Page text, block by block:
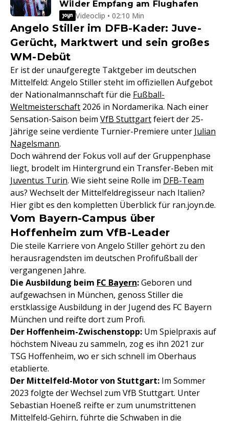
Wilder Empfang am Flughafen
Videoclip • 02:10 Min
Angelo Stiller im DFB-Kader: Juve-
Gerücht, Marktwert und sein großes
WM-Debüt
Er ist der unaufgeregte Taktgeber im deutschen
Mittelfeld: Angelo Stiller steht im offiziellen Aufgebot
der Nationalmannschaft für die Fußball-
Weltmeisterschaft 2026 in Nordamerika. Nach einer
Sensation-Saison beim VfB Stuttgartfeiert der 25-
Jährige seine verdiente Turnier-Premiere unter Julian
Nagelsmann.
Doch während der Fokus voll auf der Gruppenphase
liegt, brodelt im Hintergrund ein Transfer-Beben mit
Juventus Turin. Wie sieht seine Rolle im DFB-Team
aus? Wechselt der Mittelfeldregisseur nach Italien?
Hier gibt es den kompletten Überblick für ran.joyn.de.
Vom Bayern-Campus über
Hoffenheim zum VfB-Leader
Die steile Karriere von Angelo Stiller gehört zu den
herausragendsten im deutschen Profifußball der
vergangenen Jahre.
Die Ausbildung beim FC Bayern:Geboren und
aufgewachsen in München, genoss Stiller die
erstklassige Ausbildung in der Jugend des FC Bayern
München und reifte dort zum Profi.
Der Hoffenheim-Zwischenstopp: Um Spielpraxis auf
höchstem Niveau zu sammeln, zog es ihn 2021 zur
TSG Hoffenheim, wo er sich schnell im Oberhaus
etablierte.
Der Mittelfeld-Motor von Stuttgart: Im Sommer
2023 folgte der Wechsel zum VfB Stuttgart. Unter
Sebastian Hoeneß reifte er zum unumstrittenen
Mittelfeld-Gehirn, führte die Schwaben in die